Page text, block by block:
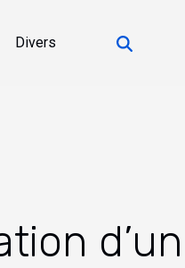
Divers
d’un